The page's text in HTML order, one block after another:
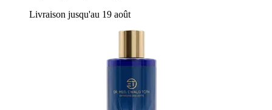
Livraison jusqu'au 19 août